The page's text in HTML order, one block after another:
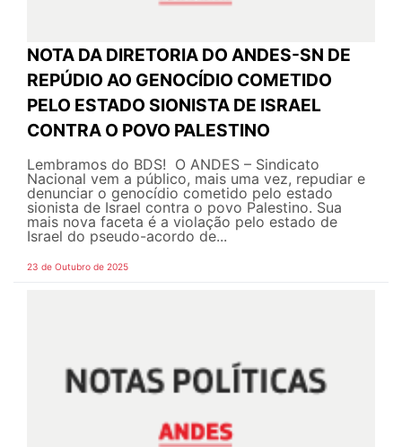
NOTA DA DIRETORIA DO ANDES-SN DE
REPÚDIO AO GENOCÍDIO COMETIDO
PELO ESTADO SIONISTA DE ISRAEL
CONTRA O POVO PALESTINO
Lembramos do BDS! O ANDES – Sindicato
Nacional vem a público, mais uma vez, repudiar e
denunciar o genocídio cometido pelo estado
sionista de Israel contra o povo Palestino. Sua
mais nova faceta é a violação pelo estado de
Israel do pseudo-acordo de...
23 de Outubro de 2025